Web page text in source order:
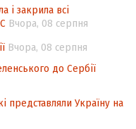
щодо
повторного
і закрила всі
Вчора, 08 серпня
Вчора, 08 серпня
до Сербії
представляли Україну на